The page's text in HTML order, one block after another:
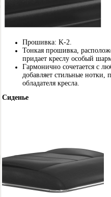
Прошивка: K-2.
Тонкая прошивка,
придает креслу особый
Гармонично сочетается с
добавляет стильные нотки,
обладателя кресла.
Сиденье